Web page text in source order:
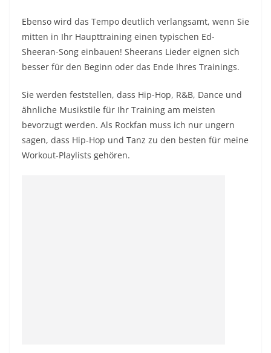
Ebenso wird das Tempo deutlich verlangsamt, wenn Sie
mitten in Ihr Haupttraining einen typischen Ed-
Sheeran-Song einbauen! Sheerans Lieder eignen sich
besser für den Beginn oder das Ende Ihres Trainings.
Sie werden feststellen, dass Hip-Hop, R&B, Dance und
ähnliche Musikstile für Ihr Training am meisten
bevorzugt werden. Als Rockfan muss ich nur ungern
sagen, dass Hip-Hop und Tanz zu den besten für meine
Workout-Playlists gehören.